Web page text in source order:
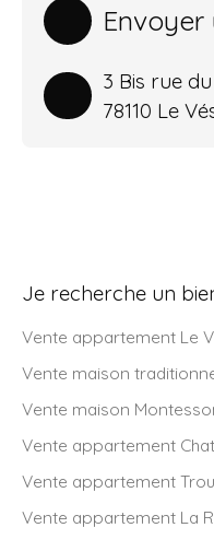
Envoyer
3 Bis rue
78110 Le
Je recherche un
Vente appartement Le
Vente maison
Vente maison
Vente appartement
Vente appartement
Vente appartement La